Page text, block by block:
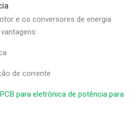
e os conversores de energia
de corrente
para eletrônica de potência para